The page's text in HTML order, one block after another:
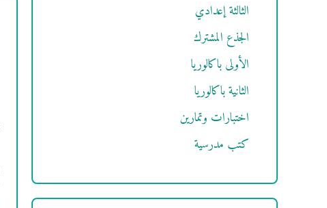
الثالثة إعدادي
الجذع المشترك
الأولى باكالوريا
الثانية باكالوريا
اختبارات وتمارين
كتب مدرسية